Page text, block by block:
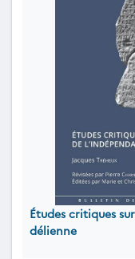
Études critiques
délienne